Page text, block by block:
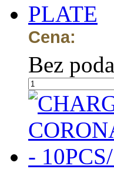
Cena:
Bez